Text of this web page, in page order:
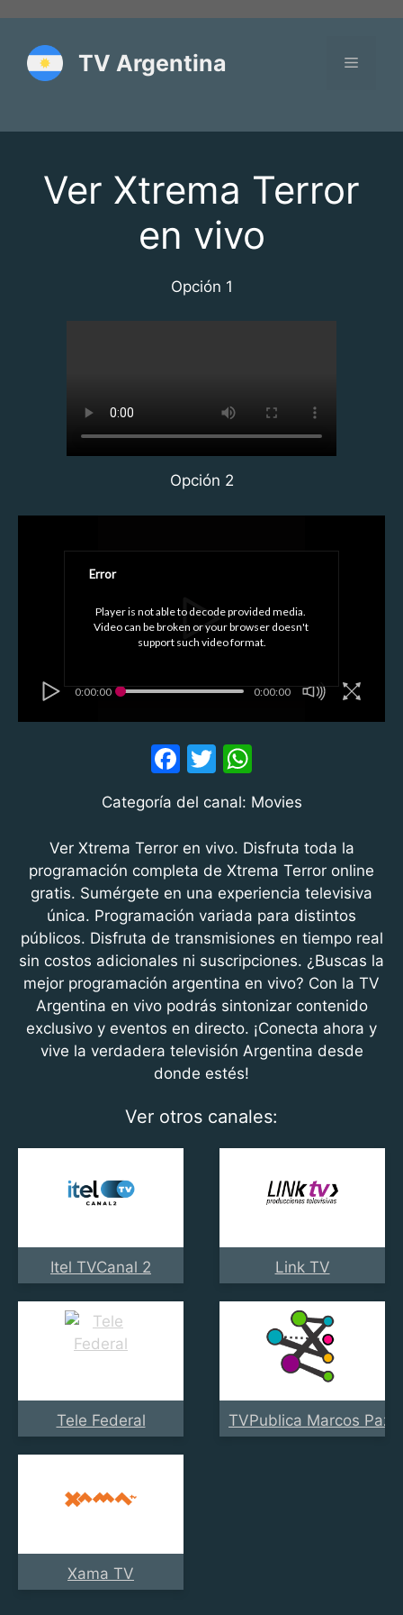
contenido
TV Argentina Menú
Ver Xtrema Terror
en vivo
Opción 1
Opción 2
0:00:00 0:00:00
Error
Player is not able to decode provided media.
Video can be broken or your browser doesn't
support such video format.
F
a
c
e
b
o
o
k
T
w
itt
er
h
at
s
A
p
p
Categoría del canal: Movies
Ver Xtrema Terror en vivo. Disfruta toda la
programación completa de Xtrema Terror online
gratis. Sumérgete en una experiencia televisiva
única. Programación variada para distintos
públicos. Disfruta de transmisiones en tiempo real
sin costos adicionales ni suscripciones. ¿Buscas la
mejor programación argentina en vivo? Con la TV
Argentina en vivo podrás sintonizar contenido
exclusivo y eventos en directo. ¡Conecta ahora y
vive la verdadera televisión Argentina desde
donde estés!
Ver otros canales:
Itel TVCanal 2 Link TV
Tele Federal TVPublica Marcos Paz
Xama TV